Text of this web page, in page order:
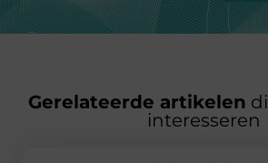
Gerelateerde artikelen
interesseren